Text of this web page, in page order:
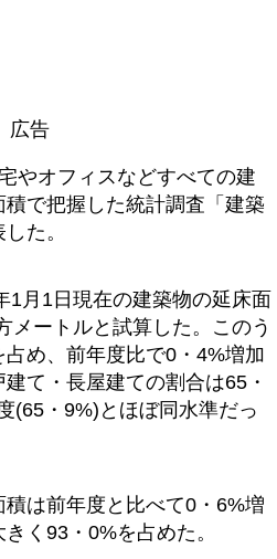
広告
やオフィスなどすべての建
で把握した統計調査「建築
た。
1月1日現在の建築物の延床面
メートルと試算した。このう
め、前年度比で0・4%増加
て・長屋建ての割合は65・
(65・9%)とほぼ同水準だっ
は前年度と比べて0・6%増
く93・0%を占めた。